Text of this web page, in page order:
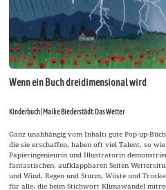
Wenn ein Buch dreidimensional wird
Kinderbuch | Maike Biederstädt: Das Wetter
Ganz unabhängig vom Inhalt: gute Pop-up-
die sie erschaffen, haben oft viel Talent, so
Papieringenieurin und Illustratorin
fantastischen, aufklappbaren Seiten
und Wind, Regen und Sturm, Wüste und
für alle, die beim Stichwort Klimawandel